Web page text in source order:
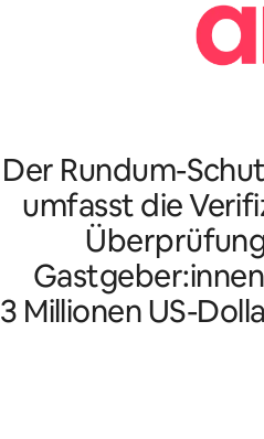
Der Rundum-
umfasst die
3 Millionen US-